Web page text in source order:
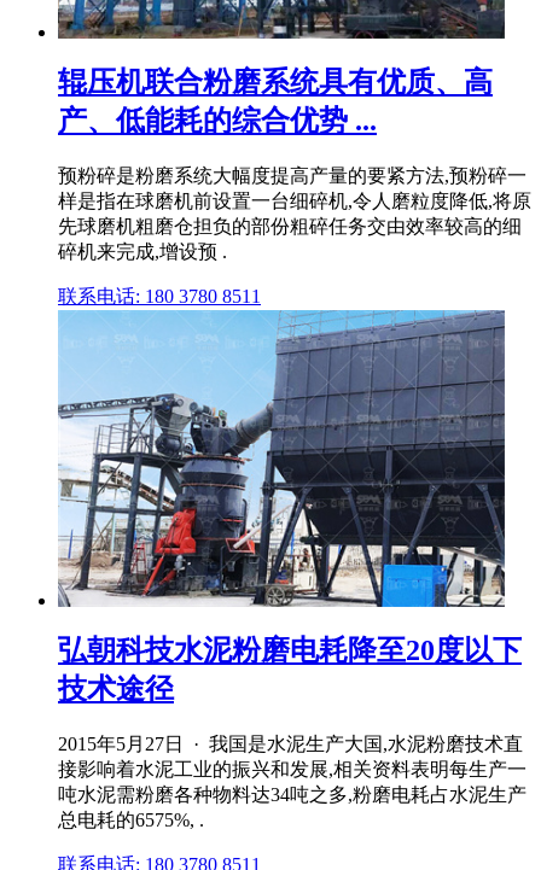
辊压机联合粉磨系统具有优质、高
产、低能耗的综合优势 ...
预粉碎是粉磨系统大幅度提高产量的要紧方法,预粉碎一
样是指在球磨机前设置一台细碎机,令人磨粒度降低,将原
先球磨机粗磨仓担负的部份粗碎任务交由效率较高的细
碎机来完成,增设预 .
联系电话: 180 3780 8511
弘朝科技水泥粉磨电耗降至20度以下
技术途径
2015年5月27日 · 我国是水泥生产大国,水泥粉磨技术直
接影响着水泥工业的振兴和发展,相关资料表明每生产一
吨水泥需粉磨各种物料达34吨之多,粉磨电耗占水泥生产
总电耗的6575%, .
联系电话: 180 3780 8511